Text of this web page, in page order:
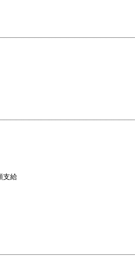
支給